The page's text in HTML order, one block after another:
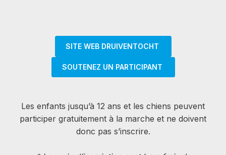
SITE WEB DRUIVENTOCHT
SOUTENEZ UN PARTICIPANT
Les enfants jusqu’à 12 ans et les chiens peuvent
participer gratuitement à la marche et ne doivent
donc pas s’inscrire.